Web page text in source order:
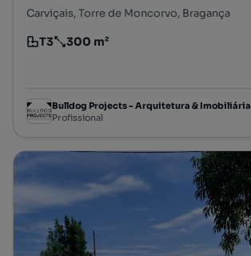
Carviçais, Torre de Moncorvo, Bragança
Tipologia
T3
Preço por metro quadrado
300 m²
Bulldog Projects - Arquitetura & Imobiliária
Profissional